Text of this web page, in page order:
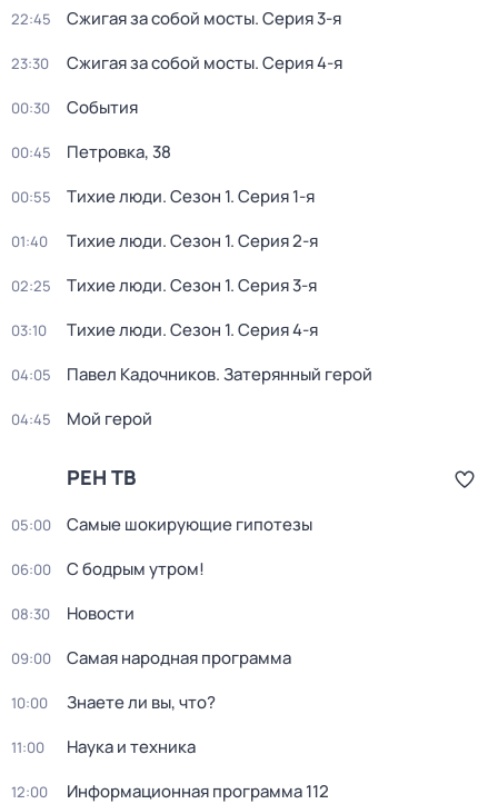
22:45 Сжигая за собой мосты. Серия 3-я
23:30 Сжигая за собой мосты. Серия 4-я
00:30 События
00:45 Петровка, 38
00:55 Тихие люди. Сезон 1. Серия 1-я
01:40 Тихие люди. Сезон 1. Серия 2-я
02:25 Тихие люди. Сезон 1. Серия 3-я
03:10 Тихие люди. Сезон 1. Серия 4-я
04:05 Павел Кадочников. Затерянный герой
04:45 Мой герой
РЕН ТВ
05:00 Самые шoкиpующие гипотезы
06:00 С бодрым утром!
08:30 Новости
09:00 Самая народная программа
10:00 Знаете ли вы, что?
11:00 Наука и техника
12:00 Информационная программа 112